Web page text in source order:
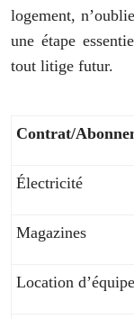
logement,
une étape
tout litige futur.
Contrat/
Électricité
Magazines
Location